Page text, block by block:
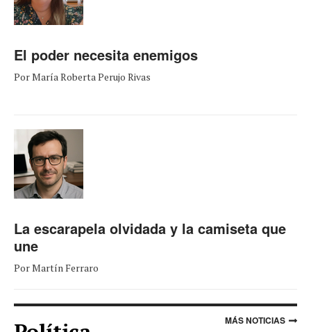
El poder necesita enemigos
Por María Roberta Perujo Rivas
La escarapela olvidada y la camiseta que
une
Por Martín Ferraro
MÁS NOTICIAS